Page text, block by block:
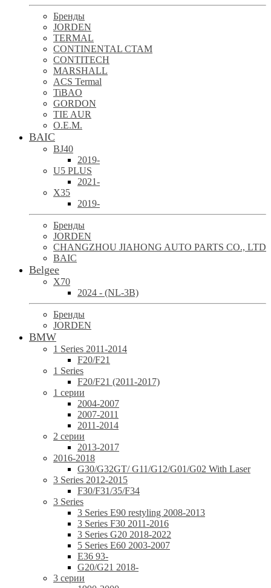
Бренды
JORDEN
TERMAL
CONTINENTAL CTAM
CONTITECH
MARSHALL
ACS Termal
TiBAO
GORDON
TIE AUR
O.E.M.
BAIC
BJ40
2019-
U5 PLUS
2021-
X35
2019-
Бренды
JORDEN
CHANGZHOU JIAHONG AUTO PARTS CO., LTD
BAIC
Belgee
X70
2024 - (NL-3B)
Бренды
JORDEN
BMW
1 Series 2011-2014
F20/F21
1 Series
F20/F21 (2011-2017)
1 серии
2004-2007
2007-2011
2011-2014
2 серии
2013-2017
2016-2018
G30/G32GT/ G11/G12/G01/G02 With Laser
3 Series 2012-2015
F30/F31/35/F34
3 Series
3 Series E90 restyling 2008-2013
3 Series F30 2011-2016
3 Series G20 2018-2022
5 Series E60 2003-2007
E36 93-
G20/G21 2018-
3 серии